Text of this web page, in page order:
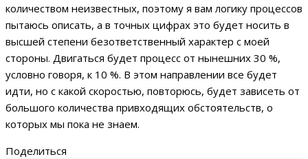
количеством неизвестных, поэтому я вам логику процессов
пытаюсь описать, а в точных цифрах это будет носить в
высшей степени безответственный характер с моей
стороны. Двигаться будет процесс от нынешних 30 %,
условно говоря, к 10 %. В этом направлении все будет
идти, но с какой скоростью, повторюсь, будет зависеть от
большого количества привходящих обстоятельств, о
которых мы пока не знаем.
Поделиться